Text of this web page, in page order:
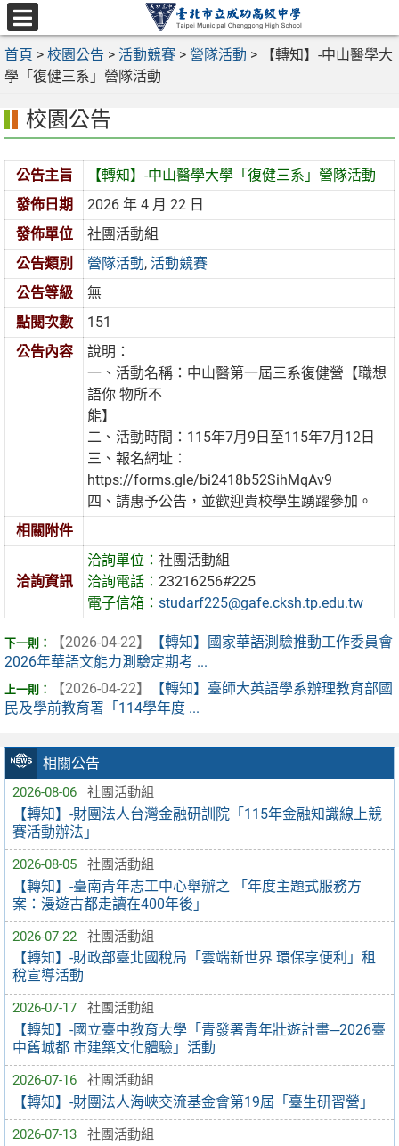
跳
至
主
要
區
選
單
首頁 > 校園公告 > 活動競賽 > 營隊活動 >
【轉知】-中山醫學大
學「復健三系」營隊活動
相關公告
2026-08-06 社團活動組
【轉知】-財團法人台灣金融研訓院「115年金融知識線上競
賽活動辦法」
2026-08-05 社團活動組
【轉知】-臺南青年志工中心舉辦之 「年度主題式服務方
案：漫遊古都走讀在400年後」
2026-07-22 社團活動組
【轉知】-財政部臺北國稅局「雲端新世界 環保享便利」租
稅宣導活動
2026-07-17 社團活動組
【轉知】-國立臺中教育大學「青發署青年壯遊計畫─2026臺
中舊城都 市建築文化體驗」活動
2026-07-16 社團活動組
【轉知】-財團法人海峽交流基金會第19屆「臺生研習營」
2026-07-13 社團活動組
校園公告
公告主旨
【轉知】-中山醫學大學「復健三系」營隊活動
發佈日期
2026 年 4 月 22 日
發佈單位
社團活動組
公告類別
營隊活動,活動競賽
公告等級
無
點閱次數
151
公告內容
說明：
一、活動名稱：中山醫第一屆三系復健營【職想
語你 物所不
能】
二、活動時間：115年7月9日至115年7月12日
三、報名網址：
https://forms.gle/bi2418b52SihMqAv9
四、請惠予公告，並歡迎貴校學生踴躍參加。
相關附件
洽詢資訊
洽詢單位：社團活動組
洽詢電話：23216256#225
電子信箱：studarf225@gafe.cksh.tp.edu.tw
【2026-04-22】
【轉知】國家華語測驗推動工作委員會
2026年華語文能力測驗定期考 ...
【2026-04-22】
【轉知】臺師大英語學系辦理教育部國
民及學前教育署「114學年度 ...